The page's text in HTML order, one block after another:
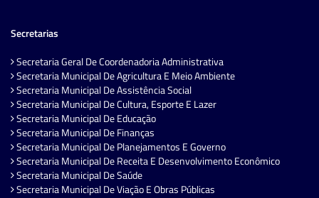
Secretarias
Secretaria Geral De Coordenadoria Administrativa
Secretaria Municipal De Agricultura E Meio Ambiente
Secretaria Municipal De Assistência Social
Secretaria Municipal De Cultura, Esporte E Lazer
Secretaria Municipal De Educação
Secretaria Municipal De Finanças
Secretaria Municipal De Planejamentos E Governo
Secretaria Municipal De Receita E Desenvolvimento Econômico
Secretaria Municipal De Saúde
Secretaria Municipal De Viação E Obras Públicas